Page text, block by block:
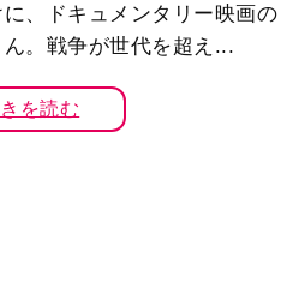
、ドキュメンタリー映画の
。戦争が世代を超え...
を読む